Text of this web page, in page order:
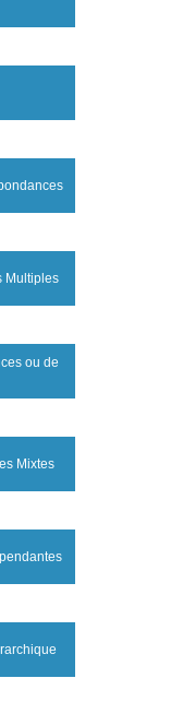
Multiples
ou de
Mixtes